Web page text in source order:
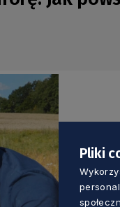
Pliki